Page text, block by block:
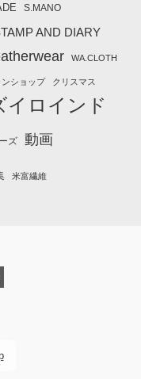
S.MANO
AND DIARY
WA.CLOTH
ンショップ クリスマス
イロインド
ズ 動画
米富繊維